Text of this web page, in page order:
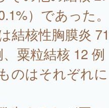
）であった。
結核性胸膜炎 71
粟粒結核 12 例
のはそれぞれに